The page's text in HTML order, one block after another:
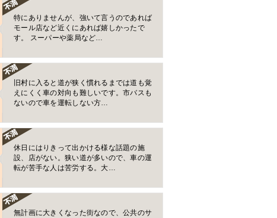
特にありませんが、強いて言うのであれば
モール店など近くにあれば嬉しかったで
す。 スーパーや薬局など…
旧村に入ると道が狭く慣れるまでは道も覚
えにくく車の対向も難しいです。市バスも
ないので車を運転しない方…
休日にはりきって出かける様な話題の施
設、店がない。狭い道が多いので、車の運
転が苦手な人は苦労する。大…
無計画に大きくなった街なので、公共のサ